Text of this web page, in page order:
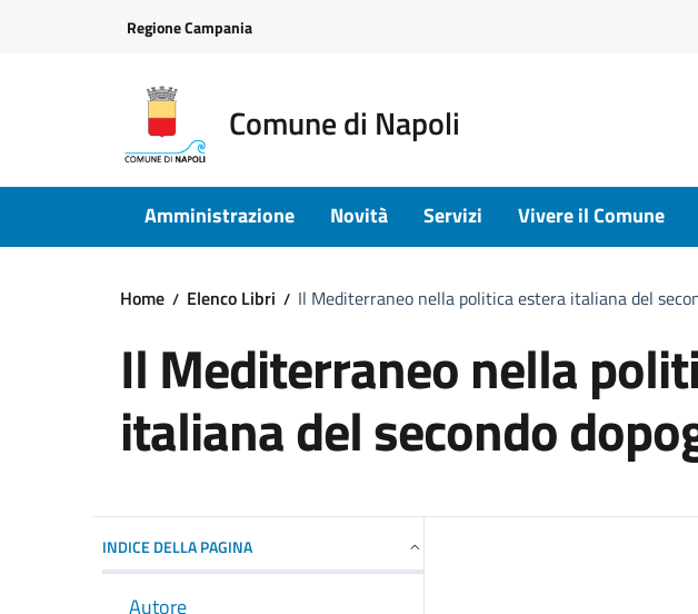
Regione Campania
Comune di Napoli
Amministrazione Novità Servizi Vivere il Comune
Home Elenco Libri Il Mediterraneo nella politica estera italiana del
Il Mediterraneo nella
italiana del secondo
INDICE DELLA PAGINA
Autore